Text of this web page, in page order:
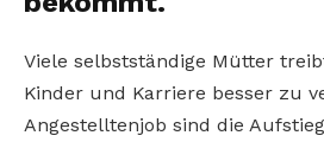
Viele selbstständige Mütter
Kinder und Karriere besser zu
Angestelltenjob sind die